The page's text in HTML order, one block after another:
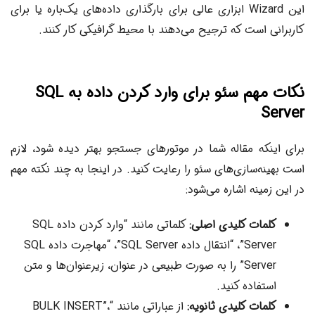
این Wizard ابزاری عالی برای بارگذاری داده‌های یک‌باره یا برای
کاربرانی است که ترجیح می‌دهند با محیط گرافیکی کار کنند.
نکات مهم سئو برای وارد کردن داده به SQL
Server
برای اینکه مقاله شما در موتورهای جستجو بهتر دیده شود، لازم
است بهینه‌سازی‌های سئو را رعایت کنید. در اینجا به چند نکته مهم
در این زمینه اشاره می‌شود:
کلمات کلیدی اصلی:
کلماتی مانند “وارد کردن داده SQL
Server”، “انتقال داده SQL Server”، “مهاجرت داده SQL
Server” را به صورت طبیعی در عنوان، زیرعنوان‌ها و متن
استفاده کنید.
کلمات کلیدی ثانویه:
از عباراتی مانند “BULK INSERT”،